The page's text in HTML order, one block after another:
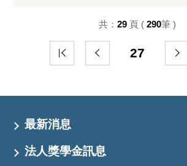
27
共： 29 頁 ( 290筆 )
最新消息
法人獎學金訊息